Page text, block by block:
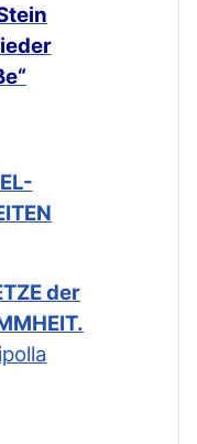
der